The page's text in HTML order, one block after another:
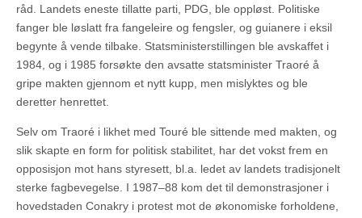
råd. Landets eneste tillatte parti, PDG, ble oppløst. Politiske
fanger ble løslatt fra fangeleire og fengsler, og guianere i eksil
begynte å vende tilbake. Statsministerstillingen ble avskaffet i
1984, og i 1985 forsøkte den avsatte statsminister Traoré å
gripe makten gjennom et nytt kupp, men mislyktes og ble
deretter henrettet.
Selv om Traoré i likhet med Touré ble sittende med makten, og
slik skapte en form for politisk stabilitet, har det vokst frem en
opposisjon mot hans styresett, bl.a. ledet av landets tradisjonelt
sterke fagbevegelse. I 1987–88 kom det til demonstrasjoner i
hovedstaden Conakry i protest mot de økonomiske forholdene,